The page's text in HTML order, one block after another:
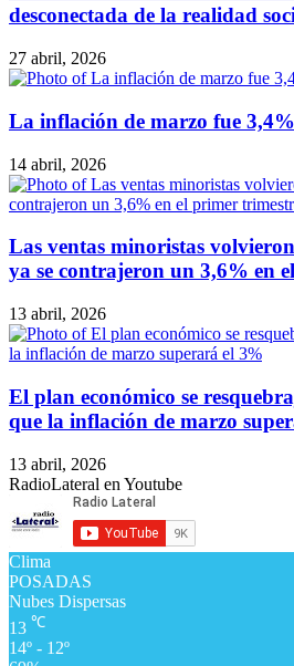
desconectada de la realidad
27 abril, 2026
La inflación de marzo fue
14 abril, 2026
Las ventas minoristas
ya se contrajeron un 3,6% en
13 abril, 2026
El plan económico se
que la inflación de marzo
13 abril, 2026
RadioLateral en Youtube
Clima
POSADAS
Nubes Dispersas
13 ℃
14º - 12º